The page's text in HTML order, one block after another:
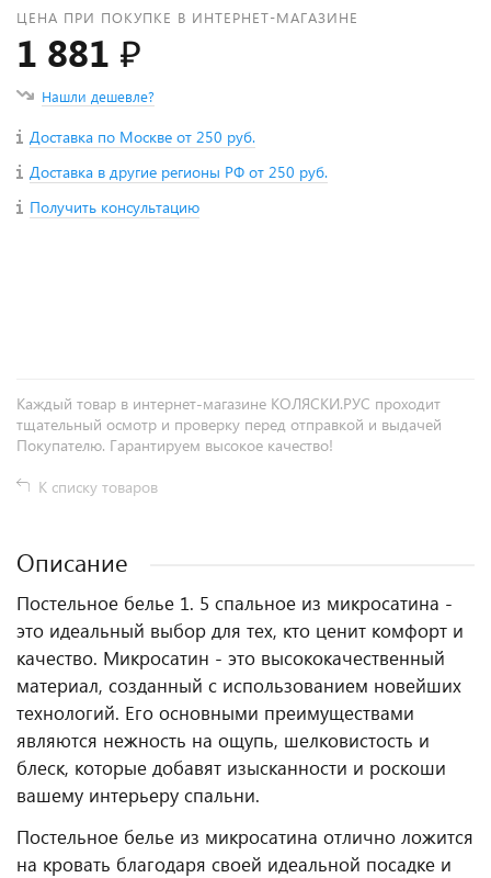
ЦЕНА ПРИ ПОКУПКЕ В ИНТЕРНЕТ-МАГАЗИНЕ
1 881 ₽
Нашли дешевле?
Доставка по Москве от 250 руб.
Доставка в другие регионы РФ от 250 руб.
Получить консультацию
Каждый товар в интернет-магазине КОЛЯСКИ.РУС проходит
тщательный осмотр и проверку перед отправкой и выдачей
Покупателю. Гарантируем высокое качество!
К списку товаров
Описание
Постельное белье 1. 5 спальное из микросатина -
это идеальный выбор для тех, кто ценит комфорт и
качество. Микросатин - это высококачественный
материал, созданный с использованием новейших
технологий. Его основными преимуществами
являются нежность на ощупь, шелковистость и
блеск, которые добавят изысканности и роскоши
вашему интерьеру спальни.
Постельное белье из микросатина отлично ложится
на кровать благодаря своей идеальной посадке и